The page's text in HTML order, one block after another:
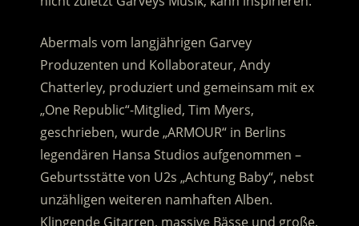
Abermals vom langjährigen Garvey
Produzenten und Kollaborateur, Andy
Chatterley, produziert und gemeinsam mit ex
„One Republic“-Mitglied, Tim Myers,
geschrieben, wurde „ARMOUR“ in Berlins
legendären Hansa Studios aufgenommen –
Geburtsstätte von U2s „Achtung Baby“, nebst
unzähligen weiteren namhaften Alben.
Klingende Gitarren, massive Bässe und große,